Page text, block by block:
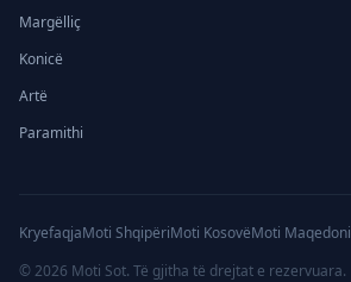
Margëlliç
Konicë
Artë
Paramithi
KryefaqjaMoti ShqipëriMoti KosovëMoti Maqedoni
© 2026 Moti Sot. Të gjitha të drejtat e rezervuara.